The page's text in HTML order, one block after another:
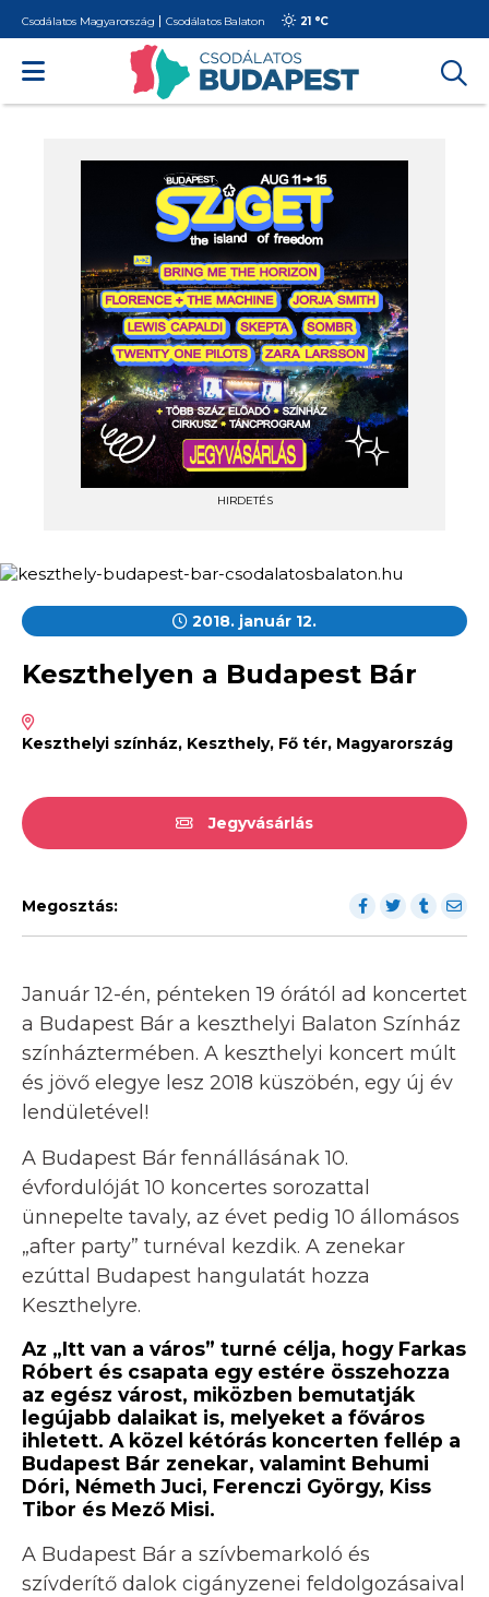
Csodálatos Magyarország Csodálatos Balaton 21 °C
HIRDETÉS
2018. január 12.
Keszthelyen a Budapest Bár
Keszthelyi színház, Keszthely, Fő tér, Magyarország
Jegyvásárlás
Megosztás:
Január 12-én, pénteken 19 órától ad koncertet
a Budapest Bár a keszthelyi Balaton Színház
színháztermében. A keszthelyi koncert múlt
és jövő elegye lesz 2018 küszöbén, egy új év
lendületével!
A Budapest Bár fennállásának 10.
évfordulóját 10 koncertes sorozattal
ünnepelte tavaly, az évet pedig 10 állomásos
„after party” turnéval kezdik. A zenekar
ezúttal Budapest hangulatát hozza
Keszthelyre.
Az „Itt van a város” turné célja, hogy Farkas
Róbert és csapata egy estére összehozza
az egész várost, miközben bemutatják
legújabb dalaikat is, melyeket a főváros
ihletett. A közel kétórás koncerten fellép a
Budapest Bár zenekar, valamint Behumi
Dóri, Németh Juci, Ferenczi György, Kiss
Tibor és Mező Misi.
A Budapest Bár a szívbemarkoló és
szívderítő dalok cigányzenei feldolgozásaival